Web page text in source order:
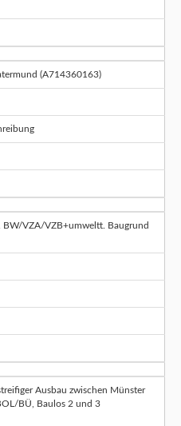
(A714360163)
BW/VZA/VZB+umweltt. Baugrund
Ausbau zwischen Münster
BÜ, Baulos 2 und 3